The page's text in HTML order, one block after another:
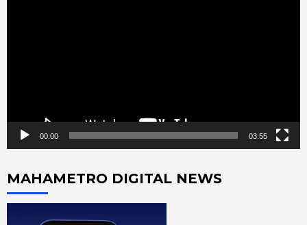
00:00 03:55
MAHAMETRO DIGITAL NEWS